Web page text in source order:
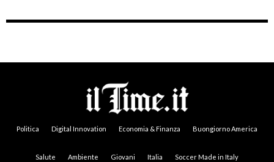
Politica Digital Innovation Economia & Finanza Buongiorno America
Salute Ambiente Giovani Italia Soccer Made in Italy